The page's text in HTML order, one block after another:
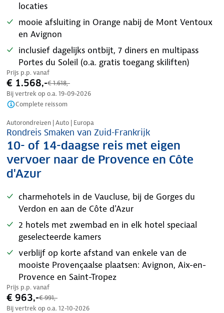
locaties
mooie afsluiting in Orange nabij de Mont Ventoux
en Avignon
inclusief dagelijks ontbijt, 7 diners en multipass
Portes du Soleil (o.a. gratis toegang skiliften)
Prijs p.p. vanaf
€ 1.568,-€ 1.618,-
Bij vertrek op o.a. 19-09-2026
Complete reissom
Nazomer korting
Autorondreizen | Auto | Europa
Rondreis Smaken van Zuid-Frankrijk
10- of 14-daagse reis met eigen
vervoer naar de Provence en Côte
d'Azur
charmehotels in de Vaucluse, bij de Gorges du
Verdon en aan de Côte d'Azur
2 hotels met zwembad en in elk hotel speciaal
geselecteerde kamers
verblijf op korte afstand van enkele van de
mooiste Provençaalse plaatsen: Avignon, Aix-en-
Provence en Saint-Tropez
Prijs p.p. vanaf
€ 963,-€ 991,-
Bij vertrek op o.a. 12-10-2026